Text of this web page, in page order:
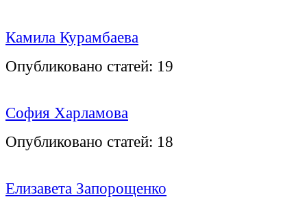
Камила Курамбаева
Опубликовано статей: 19
София Харламова
Опубликовано статей: 18
Елизавета Запорощенко